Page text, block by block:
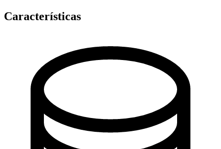
Características